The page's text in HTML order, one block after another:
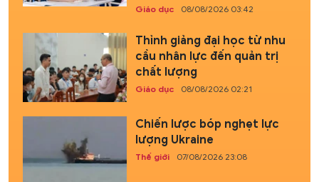
Giáo dục 08/08/2026 03:42
Thỉnh giảng đại học từ nhu
cầu nhân lực đến quản trị
chất lượng
Giáo dục 08/08/2026 02:21
Chiến lược bóp nghẹt lực
lượng Ukraine
Thế giới 07/08/2026 23:08